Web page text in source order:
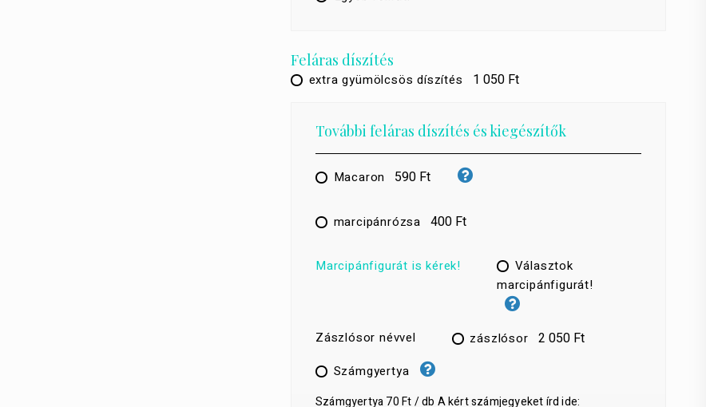
Feláras díszítés
extra gyümölcsös díszítés 1 050 Ft
További feláras díszítés és kiegészítők
Macaron 590 Ft
marcipánrózsa 400 Ft
Marcipánfigurát is kérek!
Választok
marcipánfigurát!
Zászlósor névvel zászlósor 2 050 Ft
Számgyertya
Számgyertya 70 Ft / db A kért számjegyeket írd ide: